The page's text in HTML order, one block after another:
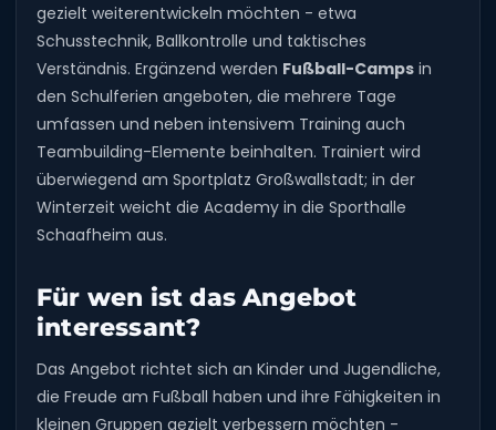
gezielt weiterentwickeln möchten - etwa
Schusstechnik, Ballkontrolle und taktisches
Verständnis. Ergänzend werden Fußball-Camps in
den Schulferien angeboten, die mehrere Tage
umfassen und neben intensivem Training auch
Teambuilding-Elemente beinhalten. Trainiert wird
überwiegend am Sportplatz Großwallstadt; in der
Winterzeit weicht die Academy in die Sporthalle
Schaafheim aus.
Für wen ist das Angebot
interessant?
Das Angebot richtet sich an Kinder und Jugendliche,
die Freude am Fußball haben und ihre Fähigkeiten in
kleinen Gruppen gezielt verbessern möchten -